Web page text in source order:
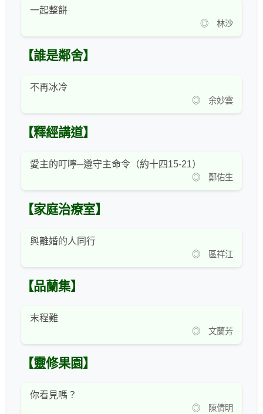
一起整餅
◎ 林沙
【誰是鄰舍】
不再冰冷
◎ 余妙雲
【釋經講道】
愛主的叮嚀─遵守主命令（約十四15-21）
◎ 鄭佑生
【家庭治療室】
與離婚的人同行
◎ 區祥江
【品蘭集】
末程難
◎ 文蘭芳
【靈修果園】
你看見嗎？
◎ 陳倩明